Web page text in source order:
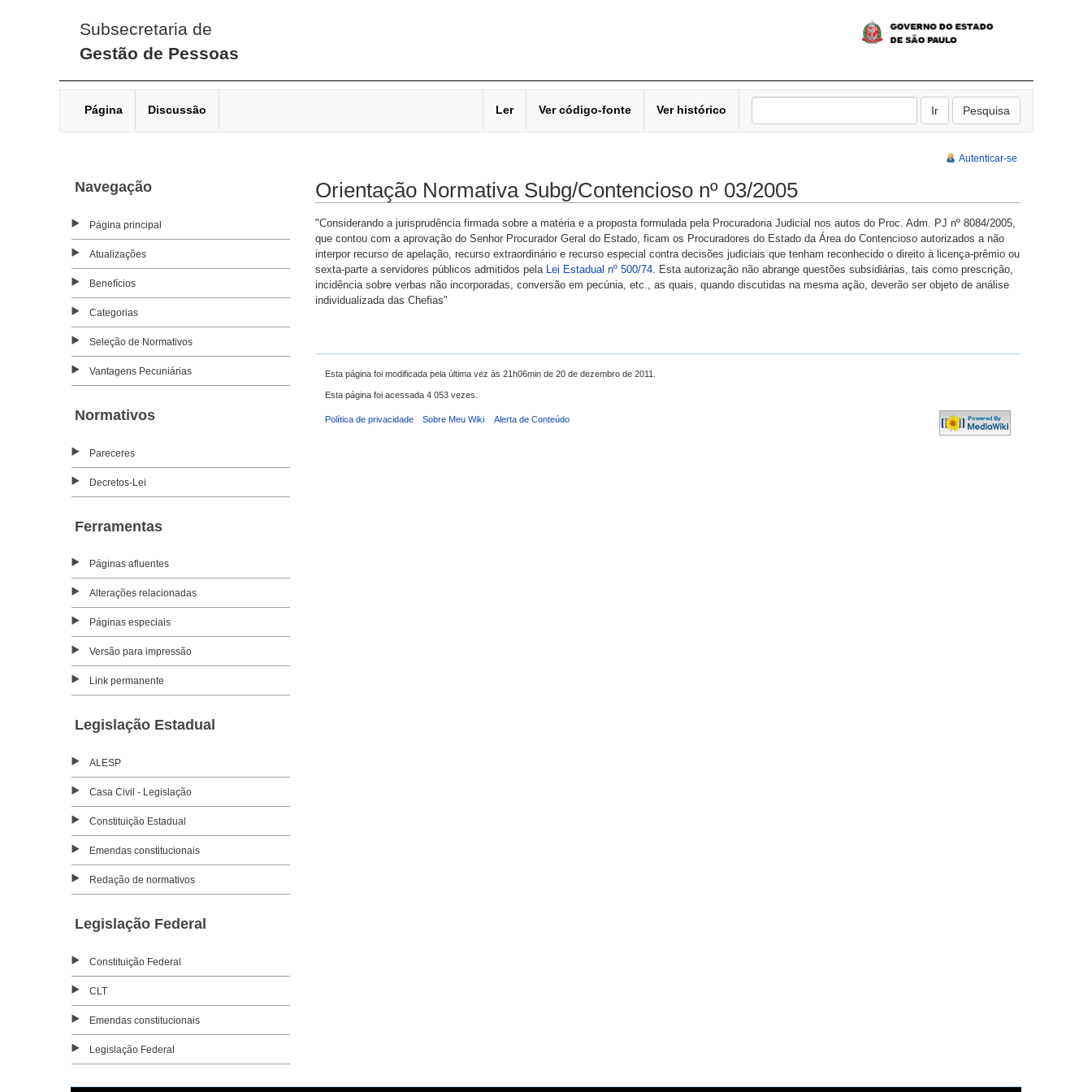
Subsecretaria de
Gestão de Pessoas
Página Discussão Ler Ver código-fonte Ver histórico
Autenticar-se
Navegação
Página principal
Atualizações
Benefícios
Categorias
Seleção de Normativos
Vantagens Pecuniárias
Normativos
Pareceres
Decretos-Lei
Ferramentas
Páginas afluentes
Alterações relacionadas
Páginas especiais
Versão para impressão
Link permanente
Legislação Estadual
ALESP
Casa Civil - Legislação
Constituição Estadual
Emendas constitucionais
Redação de normativos
Legislação Federal
Constituição Federal
CLT
Emendas constitucionais
Legislação Federal
Orientação Normativa Subg/Contencioso nº 03/2005
"Considerando a jurisprudência firmada sobre a matéria e a proposta formulada pela Procuradoria Judicial nos autos do Proc. Adm. PJ nº 8084/2005,
que contou com a aprovação do Senhor Procurador Geral do Estado, ficam os Procuradores do Estado da Área do Contencioso autorizados a não
interpor recurso de apelação, recurso extraordinário e recurso especial contra decisões judiciais que tenham reconhecido o direito à licença-prêmio ou
sexta-parte a servidores públicos admitidos pela
Lei Estadual nº 500/74 . Esta autorização não abrange questões subsidiárias, tais como prescrição,
incidência sobre verbas não incorporadas, conversão em pecúnia, etc., as quais, quando discutidas na mesma ação, deverão ser objeto de análise
individualizada das Chefias"
Esta página foi modificada pela última vez às 21h06min de 20 de dezembro de 2011.
Esta página foi acessada 4 053 vezes.
Política de privacidade Sobre Meu Wiki Alerta de Conteúdo